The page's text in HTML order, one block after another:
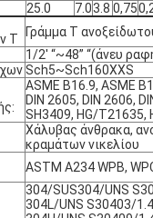
25.0 7.03.8 0,75
Τ
Γράμμα Τ
1/2' “~48” “(άνευ
Sch5~Sch160XXS
ASME B16.9, ASME
DIN 2605, DIN 2606,
SH3409, HG/T21635,
Χάλυβας άνθρακα,
κραμάτων νικελίου
ASTM A234 WPB,
304/SUS304/UNS
304L/UNS S30403/